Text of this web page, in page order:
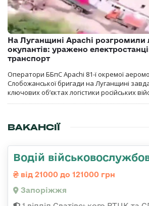
На Луганщині Apachi розгромили
окупантів: уражено
транспорт
Оператори ББпС Apachi 81-ї окремої
Слобожанської бригади на Луганщині
ключових об’єктах логістики російських
ВАКАНСІЇ
Водій
від 21000 до 121000 грн
Запоріжжя